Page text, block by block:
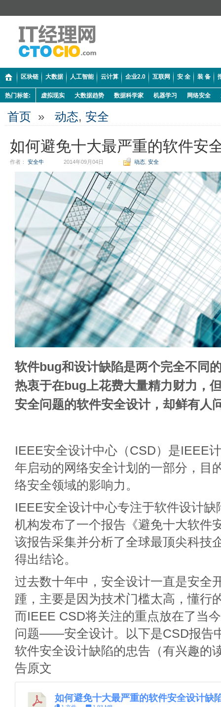
区块链 大数据 人工智能 云计算 企业2.0 互联网 安 全 装 备
热门标签: 虚拟现实 大数据趋势 数据科学家 机器学习 网络安全
首页 » 动态, 安全
如何避免十大最严重的软件安
作者： 安全牛 2014年09月04日 动态 安全
软件bug和设计缺陷是两个完全不同
热衷于在bug上花费大量精力财力，
安全问题的软件安全设计，却鲜有人
IEEE安全设计中心（CSD）是IEEE
年启动的网络安全计划的一部分，目
络安全领域的影响力。
IEEE安全设计中心专注于软件设计缺
机构发布了一个报告《避免十大软件
该报告采集并分析了全球最顶尖科技
得出结论。
过去数十年中，安全设计一直是安全
踵，主要是因为技术门槛太高，懂行
而IEEE CSD将关注的重点放在了当
问题——安全设计。以下是CSD报告
软件安全设计缺陷的忠告（有兴趣的
告原文
如何避免十大最严重的软件安全设计缺